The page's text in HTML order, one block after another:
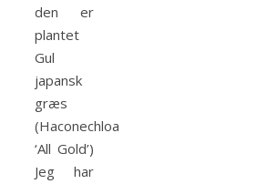
den er
plantet
Gul
japansk
græs
(Haconechloa
‘All Gold’)
Jeg har